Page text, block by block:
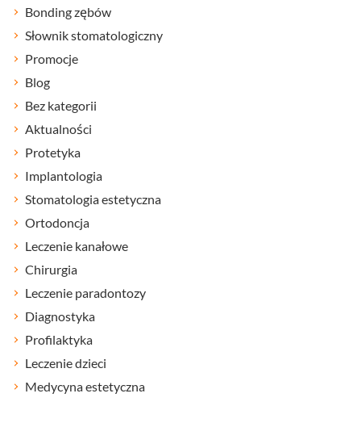
Bonding zębów
Słownik stomatologiczny
Promocje
Blog
Bez kategorii
Aktualności
Protetyka
Implantologia
Stomatologia estetyczna
Ortodoncja
Leczenie kanałowe
Chirurgia
Leczenie paradontozy
Diagnostyka
Profilaktyka
Leczenie dzieci
Medycyna estetyczna